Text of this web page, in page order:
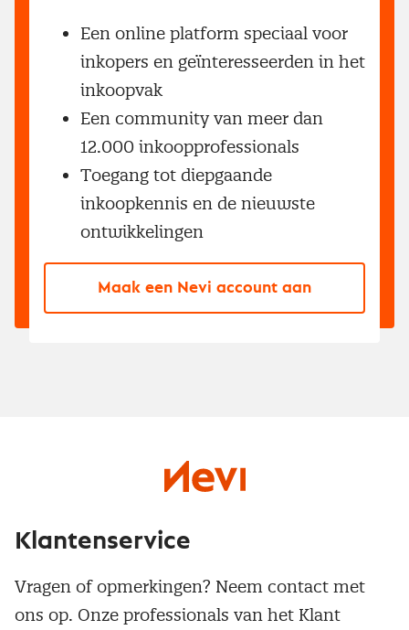
Een online platform speciaal voor
inkopers en geïnteresseerden in het
inkoopvak
Een community van meer dan
12.000 inkoopprofessionals
Toegang tot diepgaande
inkoopkennis en de nieuwste
ontwikkelingen
Maak een Nevi account aan
Klantenservice
Vragen of opmerkingen? Neem contact met
ons op. Onze professionals van het Klant